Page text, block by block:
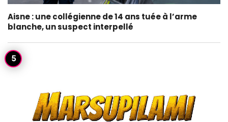
Aisne : une collégienne de 14 ans tuée à l’arme
blanche, un suspect interpellé